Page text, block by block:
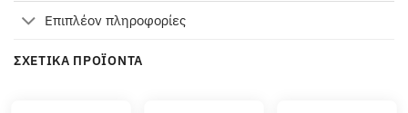
Επιπλέον πληροφορίες
ΣΧΕΤΙΚΆ ΠΡΟΪΌΝΤΑ